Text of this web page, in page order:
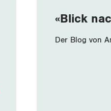
«Blick
Der Blog von